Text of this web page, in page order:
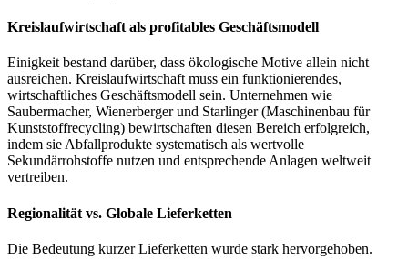
Kreislaufwirtschaft als profitables Geschäftsmodell
Einigkeit bestand darüber, dass ökologische Motive allein nicht
ausreichen. Kreislaufwirtschaft muss ein funktionierendes,
wirtschaftliches Geschäftsmodell sein. Unternehmen wie
Saubermacher, Wienerberger und Starlinger (Maschinenbau für
Kunststoffrecycling) bewirtschaften diesen Bereich erfolgreich,
indem sie Abfallprodukte systematisch als wertvolle
Sekundärrohstoffe nutzen und entsprechende Anlagen weltweit
vertreiben.
Regionalität vs. Globale Lieferketten
Die Bedeutung kurzer Lieferketten wurde stark hervorgehoben.